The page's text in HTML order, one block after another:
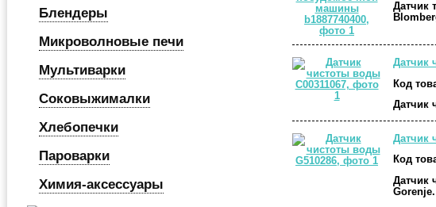
Блендеры
Микроволновые печи
Мультиварки
Соковыжималки
Хлебопечки
Пароварки
Химия-аксессуары
Датчик
Датчик
Код
Датчик
Датчик
Код
Датчик
Gorenje.